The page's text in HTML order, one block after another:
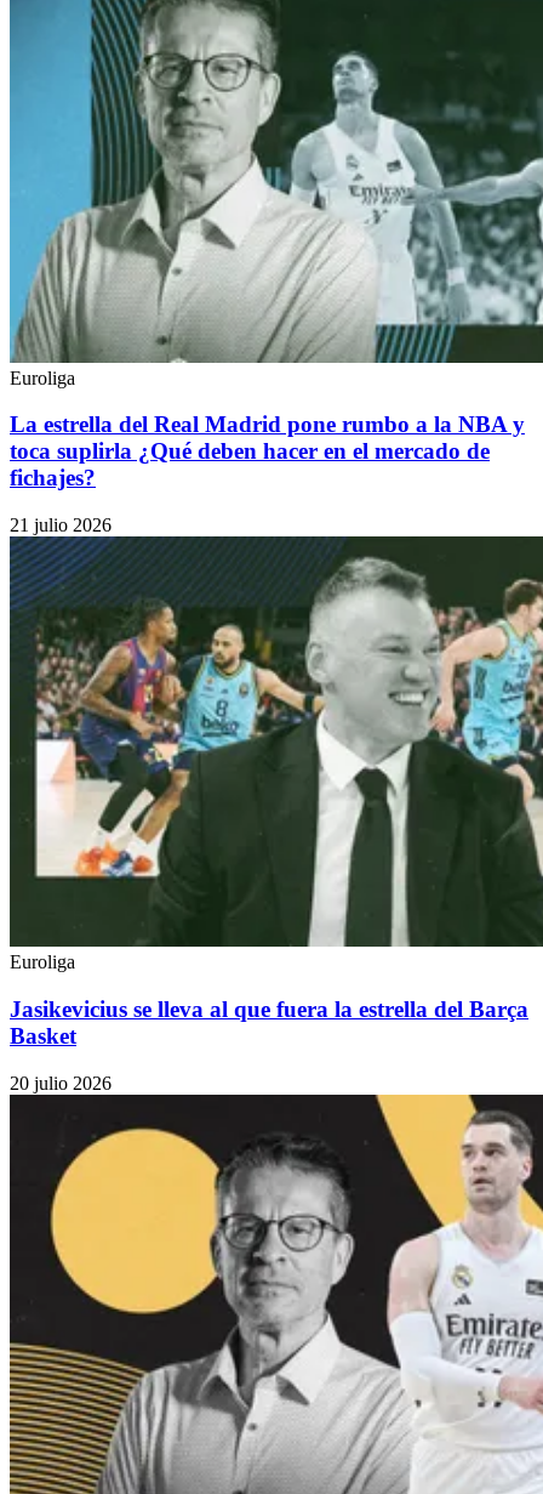
Euroliga
La estrella del Real Madrid pone rumbo a la NBA y
toca suplirla ¿Qué deben hacer en el mercado de
fichajes?
21 julio 2026
Euroliga
Jasikevicius se lleva al que fuera la estrella del Barça
Basket
20 julio 2026